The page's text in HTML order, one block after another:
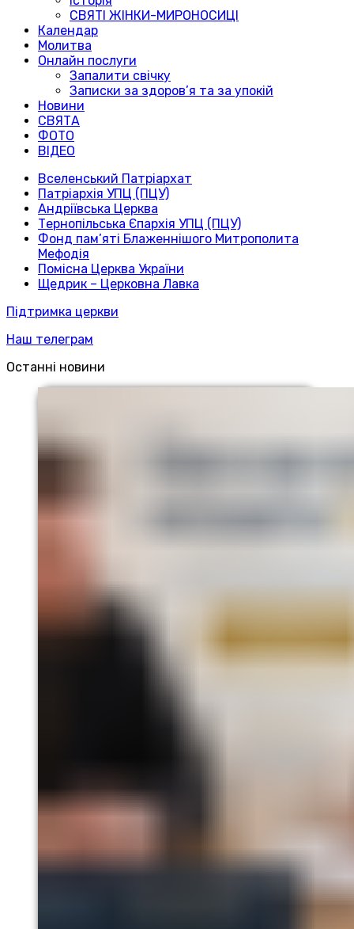
СВЯТІ ЖІНКИ-МИРОНОСИЦІ
Календар
Молитва
Онлайн послуги
Запалити свічку
Записки за здоров’я та за упокій
Новини
СВЯТА
ФОТО
ВІДЕО
Вселенський Патріархат
Патріархія УПЦ (ПЦУ)
Андріївська Церква
Тернопільська Єпархія УПЦ (ПЦУ)
Фонд пам’яті Блаженнішого Митрополита
Мефодія
Помісна Церква України
Щедрик – Церковна Лавка
Підтримка церкви
Наш телеграм
Останні новини